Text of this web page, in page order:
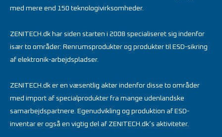
med mere end 150 teknologivirksomheder.
ZENITECH.dk har siden starten i 2008 specialiseret sig indenfor
især to områder: Renrumsprodukter og produkter til ESD-sikring
af elektronik-arbejdspladser.
ZENITECH.dk er en væsentlig aktør indenfor disse to områder
med import af specialprodukter fra mange udenlandske
samarbejdspartnere. Egenudvikling og produktion af ESD-
inventar er også en vigtig del af ZENITECH.dk’s aktiviteter.